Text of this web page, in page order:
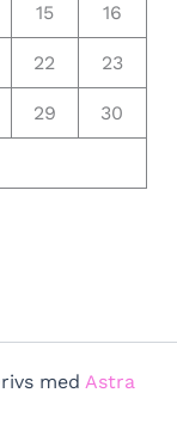
15 16
22 23
29 30
med Astra